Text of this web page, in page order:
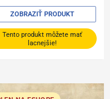
Tento produkt môžete mať
lacnejšie!
ZOBRAZIŤ PRODUKT